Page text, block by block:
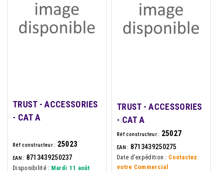
TRUST - ACCESSORIES
- CAT A
Réf constructeur : 25023
EAN : 8713439250237
Disponibilité : Mardi 11 août
TRUST - ACCESSORIES
- CAT A
Réf constructeur : 25027
EAN : 8713439250275
Date d'expédition : Contactez
votre Commercial